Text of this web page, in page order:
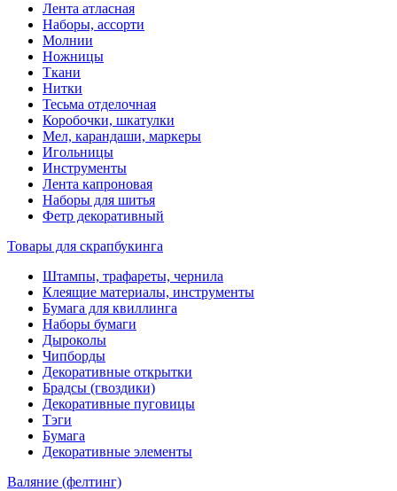
Лента атласная
Наборы, ассорти
Молнии
Ножницы
Ткани
Нитки
Тесьма отделочная
Коробочки, шкатулки
Мел, карандаши, маркеры
Игольницы
Инструменты
Лента капроновая
Наборы для шитья
Фетр декоративный
Товары для скрапбукинга
Штампы, трафареты, чернила
Клеящие материалы, инструменты
Бумага для квиллинга
Наборы бумаги
Дыроколы
Чипборды
Декоративные открытки
Брадсы (гвоздики)
Декоративные пуговицы
Тэги
Бумага
Декоративные элементы
Валяние (фелтинг)